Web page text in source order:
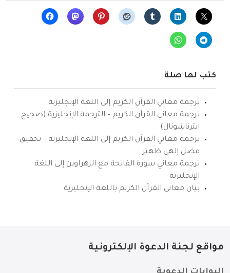
كتب لها صلة
ترجمة معاني القرآن الكريم إلى اللغة الإنجليزية
ترجمة معاني القرآن الكريم – الترجمة الإنجليزية (صحيح
انترناشونال)
ترجمة معاني القرآن الكريم إلى اللغة الإنجليزية – تحقيق
فضل إلهي ظهير
ترجمة معاني سورة الفاتحة مع الزهراوين إلى اللغة
الإنجليزية
بيان معاني القرآن الكريم باللغة الإنجليزية
مواقع لجنة الدعوة الإلكترونية